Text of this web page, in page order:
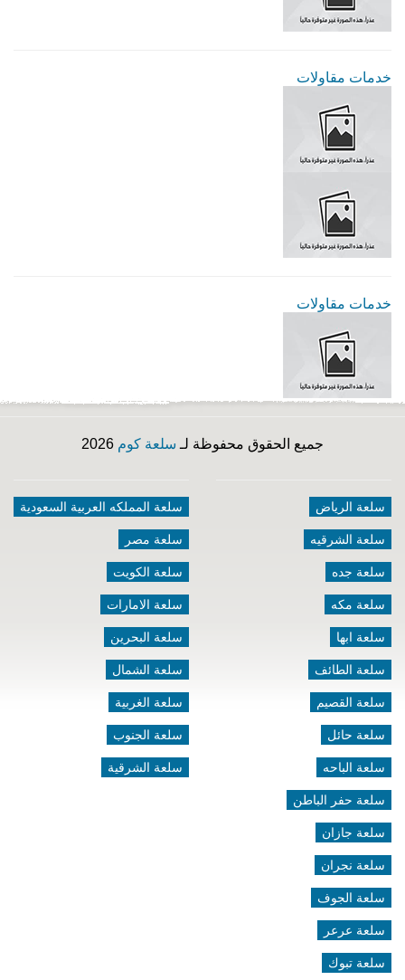
خدمات مقاولات
خدمات مقاولات
جميع الحقوق محفوظة لـ سلعة كوم
سلعة الرياض
سلعة الشرقيه
سلعة جده
سلعة مكه
سلعة ابها
سلعة الطائف
سلعة القصيم
سلعة حائل
سلعة الباحه
سلعة حفر الباطن
سلعة جازان
سلعة نجران
سلعة الجوف
سلعة عرعر
سلعة تبوك
سلعة المملكه العربية السعودية
سلعة مصر
سلعة الكويت
سلعة الامارات
سلعة البحرين
سلعة الشمال
سلعة الغربية
سلعة الجنوب
سلعة الشرقية